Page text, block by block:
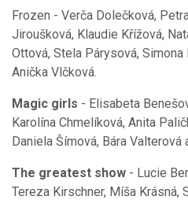
Frozen - Verča Dolečková,
Jiroušková, Klaudie Křížová,
Ottová, Stela Párysová, Simona
Anička Vlčková.
Magic girls - Elisabeta
Karolína Chmelíková, Anita
Daniela Šímová, Bára Valterová
The greatest show - Lucie
Tereza Kirschner, Míša Krásná,